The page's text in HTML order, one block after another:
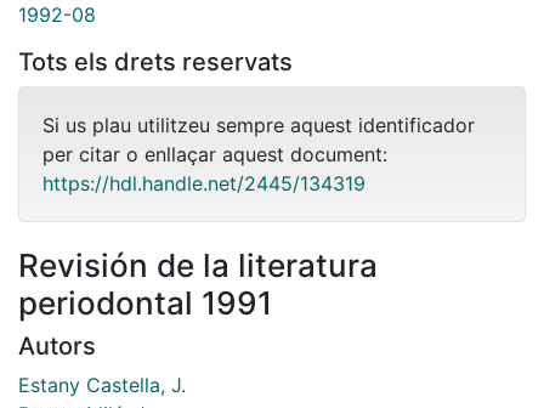
1992-08
Tots els drets reservats
Si us plau utilitzeu sempre aquest identificador
per citar o enllaçar aquest document:
https://hdl.handle.net/2445/134319
Revisión de la literatura
periodontal 1991
Autors
Estany Castella, J.